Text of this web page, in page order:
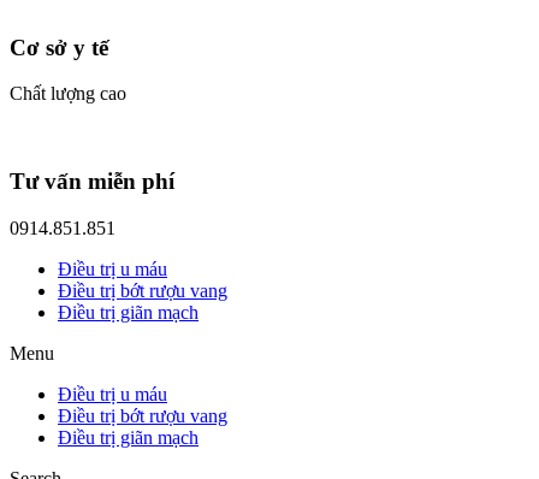
Cơ sở y tế
Chất lượng cao
Tư vấn miễn phí
0914.851.851
Điều trị u máu
Điều trị bớt rượu vang
Điều trị giãn mạch
Menu
Điều trị u máu
Điều trị bớt rượu vang
Điều trị giãn mạch